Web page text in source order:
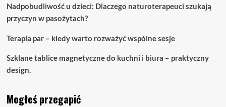
Nadpobudliwość u dzieci: Dlaczego naturoterapeuci szukają
przyczyn w pasożytach?
Terapia par – kiedy warto rozważyć wspólne sesje
Szklane tablice magnetyczne do kuchni i biura – praktyczny
design.
Mogłeś przegapić